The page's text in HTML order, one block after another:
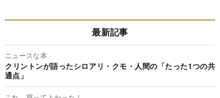
最新記事
ニュースな本
クリントンが語ったシロアリ・クモ・人間の「たった1つの共
通点」